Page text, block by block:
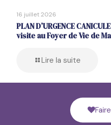
16 juillet 2026
PLAN D’URGENCE
visite au Foyer de Vie de
Lire la suite